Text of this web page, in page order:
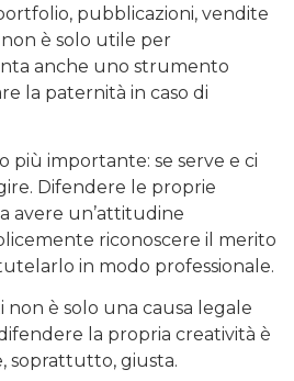
pubblicazioni, vendite
è solo utile per
anche uno strumento
la paternità in caso di
più importante: se serve e ci
Difendere le proprie
avere un’attitudine
riconoscere il merito
in modo professionale.
non è solo una causa legale
la propria creatività è
soprattutto, giusta.